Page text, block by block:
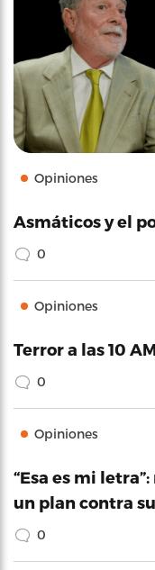
Opiniones
Asmáticos y el
0
Opiniones
Terror a las 10 AM
0
Opiniones
“Esa es mi
un plan contra
0